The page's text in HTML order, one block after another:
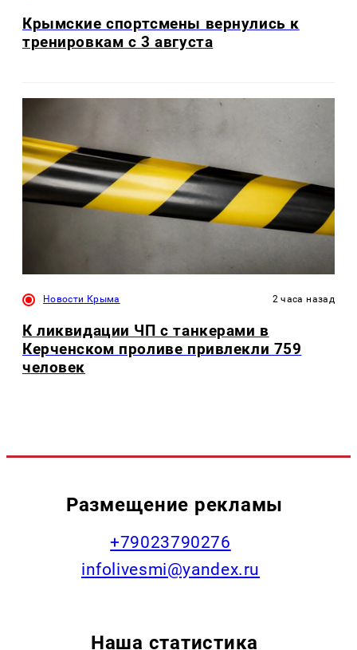
Крымские спортсмены вернулись к
тренировкам с 3 августа
Новости Крыма 2 часа назад
К ликвидации ЧП с танкерами в
Керченском проливе привлекли 759
человек
Размещение рекламы
+79023790276
infolivesmi@yandex.ru
Наша статистика